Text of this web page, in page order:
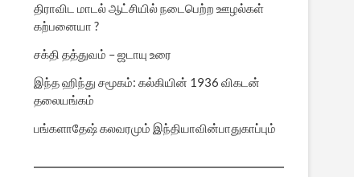
திராவிட மாடல் ஆட்சியில் நடைபெற்ற ஊழல்கள்
கற்பனையா ?
சக்தி தத்துவம் – ஜடாயு உரை
இந்த ஹிந்து சமூகம்: கல்கியின் 1936 விகடன்
தலையங்கம்
பங்களாதேஷ் கலவரமும் இந்தியாவின்பாதுகாப்பும்